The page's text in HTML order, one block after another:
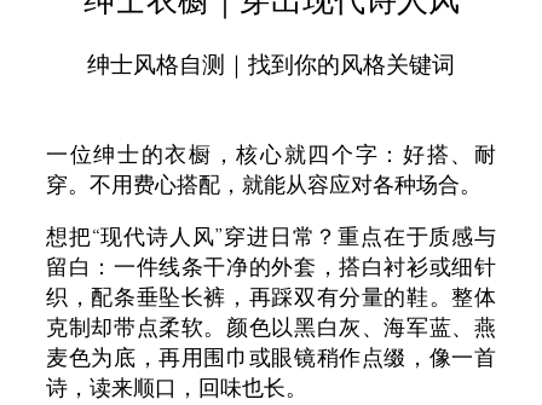
绅士风格自测｜找到你的风格关键词
一位绅士的衣橱，核心就四个字：好搭、耐
穿。不用费心搭配，就能从容应对各种场合。
想把“现代诗人风”穿进日常？重点在于质感与
留白：一件线条干净的外套，搭白衬衫或细针
织，配条垂坠长裤，再踩双有分量的鞋。整体
克制却带点柔软。颜色以黑白灰、海军蓝、燕
麦色为底，再用围巾或眼镜稍作点缀，像一首
诗，读来顺口，回味也长。